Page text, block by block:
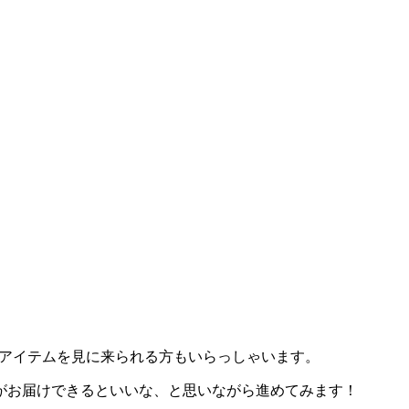
テムを見に来られる方もいらっしゃいます。
届けできるといいな、と思いながら進めてみます！